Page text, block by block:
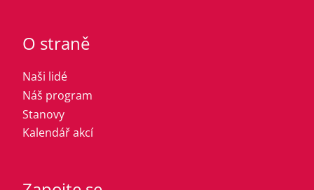
O straně
Naši lidé
Náš program
Stanovy
Kalendář akcí